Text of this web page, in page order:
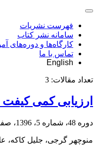
فهرست نشریات
سامانه نشر کتاب
کارگاه‌ها و
تماس با ما
English
تعداد مقالات: 3
ارزیابی کمی
دوره 48، شماره 5، 1396، صفحه
منوچهر گرجی، جلیل کاکه،